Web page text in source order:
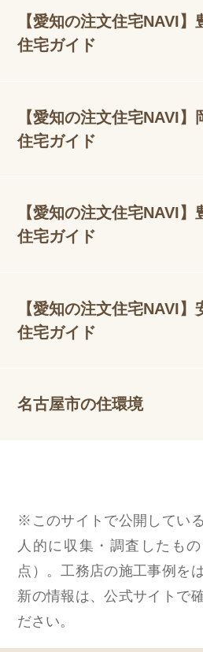
【愛知の注文住宅NAVI
住宅ガイド
【愛知の注文住宅NAVI
住宅ガイド
【愛知の注文住宅NAVI
住宅ガイド
【愛知の注文住宅NAVI
住宅ガイド
名古屋市の住環境
※このサイトで公開してい
人的に収集・調査したも
点）。工務店の施工事例を
新の情報は、公式サイトで
ださい。